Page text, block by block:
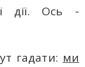
дії. Ось -
гадати: ми